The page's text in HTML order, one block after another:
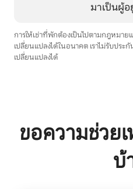
มาเป็นผู้
การให้เช่าที่พักต้องเป็นไปตามกฎหมา
เปลี่ยนแปลงได้ในอนาคต เราไม่รับปร
เปลี่ยนแปลงได้
ขอความช่วย
บ้